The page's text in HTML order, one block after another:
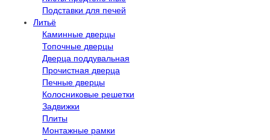
Подставки для печей
Литьё
Каминные дверцы
Топочные дверцы
Дверца поддувальная
Прочистная дверца
Печные дверцы
Колосниковые решетки
Задвижки
Плиты
Монтажные рамки